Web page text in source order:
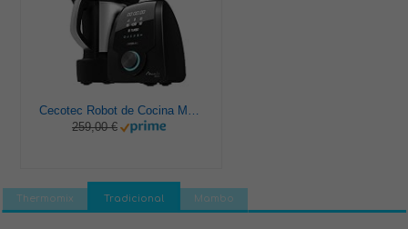
259,00 €
Thermomix Tradicional Mambo